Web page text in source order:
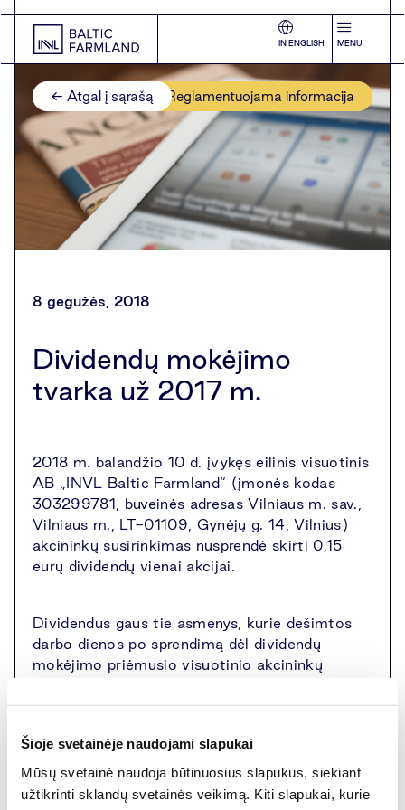
Šioje svetainėje naudojami slapukai
Mūsų svetainė naudoja būtinuosius slapukus, siekiant
užtikrinti sklandų svetainės veikimą. Kiti slapukai, kurie
IN ENGLISH MENU
← Atgal į sąrašą Reglamentuojama informacija
8 gegužės, 2018
Dividendų mokėjimo
tvarka už 2017 m.
2018 m. balandžio 10 d. įvykęs eilinis visuotinis
AB „INVL Baltic Farmland“ (įmonės kodas
303299781, buveinės adresas Vilniaus m. sav.,
Vilniaus m., LT-01109, Gynėjų g. 14, Vilnius)
akcininkų susirinkimas nusprendė skirti 0,15
eurų dividendų vienai akcijai.
Dividendus gaus tie asmenys, kurie dešimtos
darbo dienos po sprendimą dėl dividendų
mokėjimo priėmusio visuotinio akcininkų
24 d. buvo AB „INVL Baltic Farmland“
Nuo 2018 m. gegužės 9 d. dividendai bus
mokami tokia tvarka: